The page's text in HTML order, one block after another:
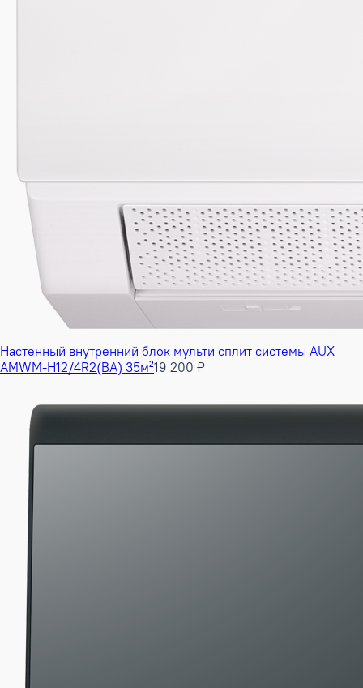
Настенный внутренний блок мульти сплит системы AUX
AMWM-H12/4R2(BA) 35м²19 200 ₽